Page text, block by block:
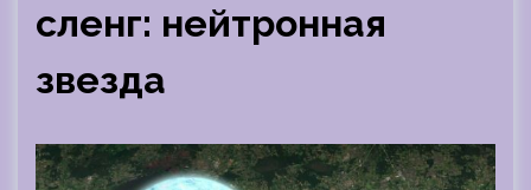
сленг: нейтронная
звезда